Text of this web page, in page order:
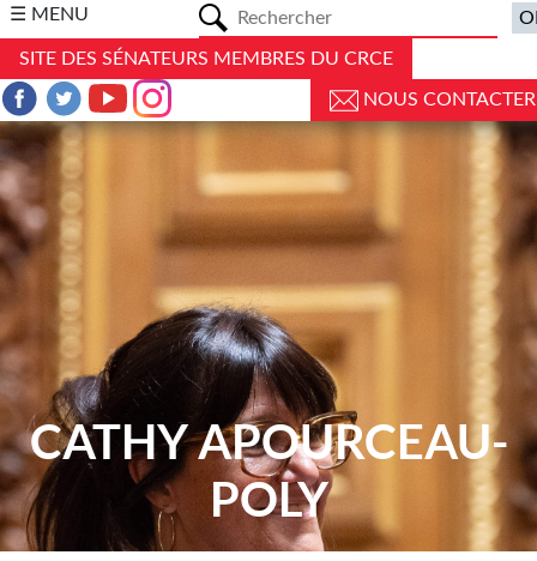
☰ MENU
SITE DES SÉNATEURS MEMBRES DU CRCE
NOUS CONTACTER
CATHY APOURCEAU-
POLY